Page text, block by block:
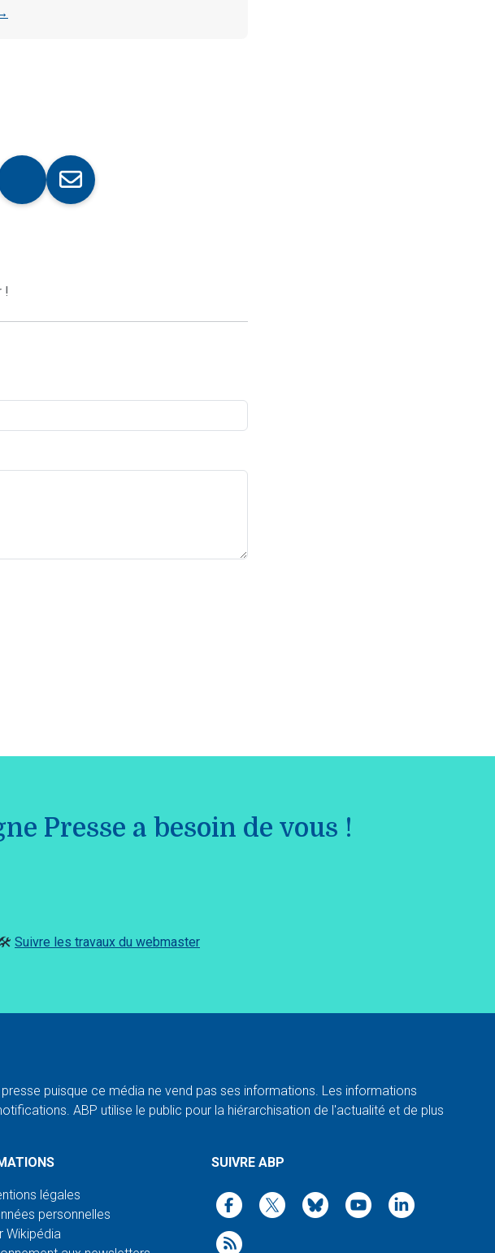
!
Presse a besoin de vous !
Suivre les travaux du webmaster
puisque ce média ne vend pas ses informations. Les informations
ABP utilise le public pour la hiérarchisation de l'actualité et de plus
légales
personnelles
Wikipédia
SUIVRE ABP